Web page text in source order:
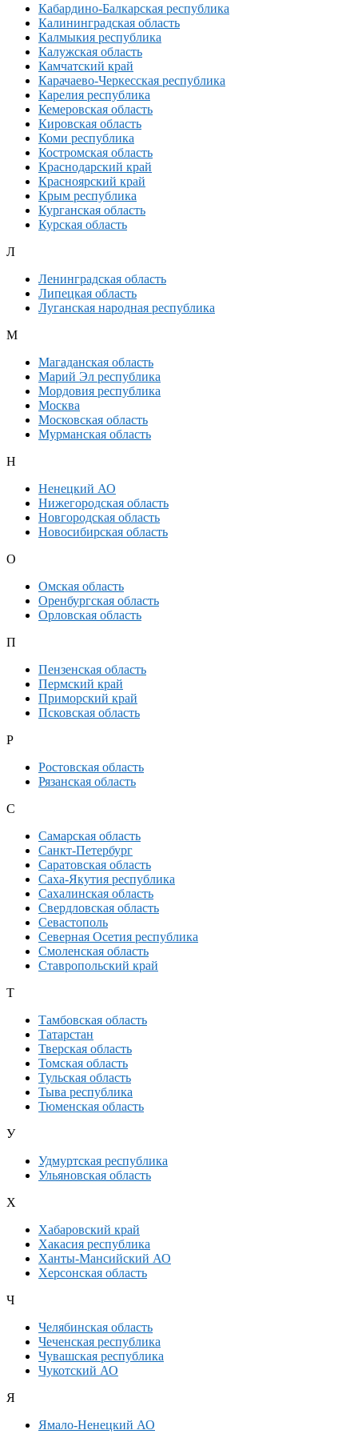
Кабардино-Балкарская республика
Калининградская область
Калмыкия республика
Калужская область
Камчатский край
Карачаево-Черкесская республика
Карелия республика
Кемеровская область
Кировская область
Коми республика
Костромская область
Краснодарский край
Красноярский край
Крым республика
Курганская область
Курская область
Л
Ленинградская область
Липецкая область
Луганская народная республика
М
Магаданская область
Марий Эл республика
Мордовия республика
Москва
Московская область
Мурманская область
Н
Ненецкий АО
Нижегородская область
Новгородская область
Новосибирская область
О
Омская область
Оренбургская область
Орловская область
П
Пензенская область
Пермский край
Приморский край
Псковская область
Р
Ростовская область
Рязанская область
С
Самарская область
Санкт-Петербург
Саратовская область
Саха-Якутия республика
Сахалинская область
Свердловская область
Севастополь
Северная Осетия республика
Смоленская область
Ставропольский край
Т
Тамбовская область
Татарстан
Тверская область
Томская область
Тульская область
Тыва республика
Тюменская область
У
Удмуртская республика
Ульяновская область
Х
Хабаровский край
Хакасия республика
Ханты-Мансийский АО
Херсонская область
Ч
Челябинская область
Чеченская республика
Чувашская республика
Чукотский АО
Я
Ямало-Ненецкий АО